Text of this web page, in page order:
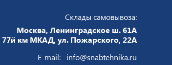
Склады самовывоза:
Москва, Ленинградское ш. 61А
77й км МКАД, ул. Пожарского, 22А
E-mail: info@snabtehnika.ru